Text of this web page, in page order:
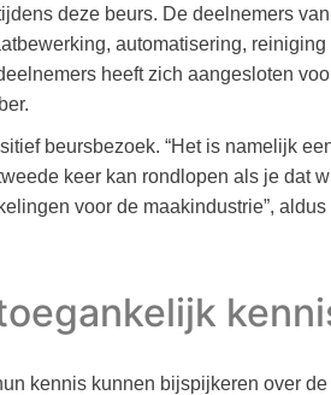
deze beurs. De deelnemers
automatisering,
heeft zich aangesloten
beursbezoek. “Het is namelijk
keer kan rondlopen als je dat
voor de maakindustrie”,
kennis kunnen bijspijkeren over